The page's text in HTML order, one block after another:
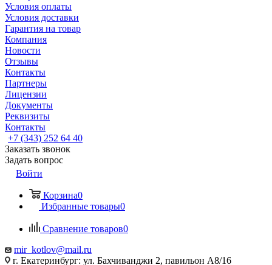
Условия оплаты
Условия доставки
Гарантия на товар
Компания
Новости
Отзывы
Контакты
Партнеры
Лицензии
Документы
Реквизиты
Контакты
+7 (343) 252 64 40
Заказать звонок
Задать вопрос
Войти
Корзина0
Избранные товары0
Сравнение товаров0
mir_kotlov@mail.ru
г. Екатеринбург: ул. Бахчиванджи 2, павильон А8/16